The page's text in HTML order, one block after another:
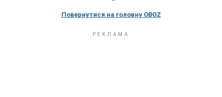
Повернутися на головну OBOZ